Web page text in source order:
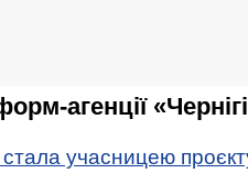
агенції
учасницею